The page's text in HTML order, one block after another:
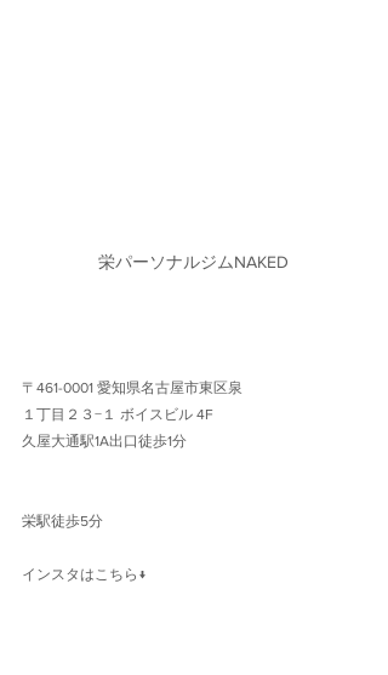
栄パーソナルジムNAKED
〒461-0001 愛知県名古屋市東区泉
１丁目２３−１ ボイスビル 4F
久屋大通駅1A出口徒歩1分
栄駅徒歩5分
インスタはこちら↓